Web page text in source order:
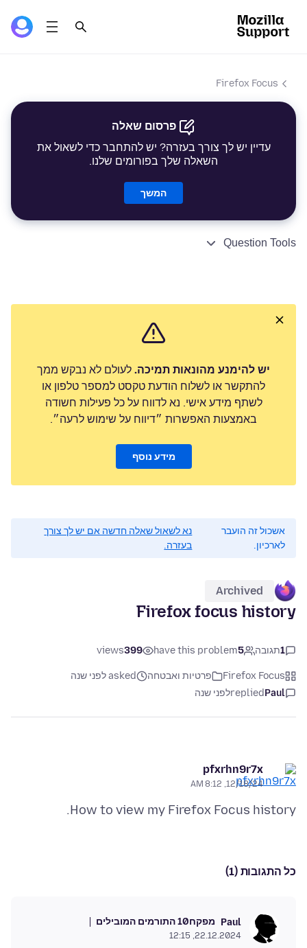
Firefox Focus
פרסום שאלה
עדיין יש לך צורך בעזרה? יש להתחבר כדי לשאול את
השאלה שלך בפורומים שלנו.
המשך
Question Tools
יש להימנע מהונאות תמיכה. לעולם לא נבקש ממך
להתקשר או לשלוח הודעת טקסט למספר טלפון או
לשתף מידע אישי. נא לדווח על כל פעילות חשודה
באמצעות האפשרות ״דיווח על שימוש לרעה״.
מידע נוסף
אשכול זה הועבר
לארכיון.
נא לשאול שאלה חדשה אם יש לך צורך
בעזרה.
Archived
Firefox focus history
1תגובה 5
have this problem
399
views
Firefox Focus פרטיות ואבטחה
asked לפני שנה
Paul
repliedלפני שנה
pfxrhn9r7x
12/18/24, 8:12 AM
How to view my Firefox Focus history.
כל התגובות (1)
Paul מפקח10 התורמים המובילים
22.12.2024, 12:15